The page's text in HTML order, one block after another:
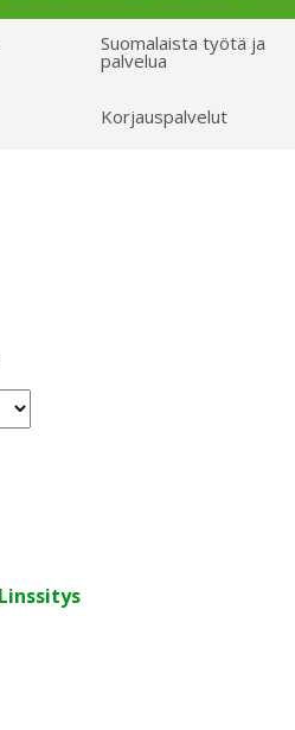
Suomalaista työtä ja
palvelua
Korjauspalvelut